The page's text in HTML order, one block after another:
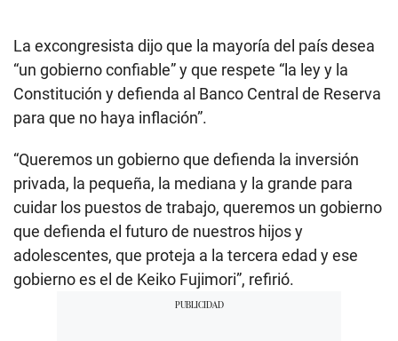
La excongresista dijo que la mayoría del país desea
“un gobierno confiable” y que respete “la ley y la
Constitución y defienda al Banco Central de Reserva
para que no haya inflación”.
“Queremos un gobierno que defienda la inversión
privada, la pequeña, la mediana y la grande para
cuidar los puestos de trabajo, queremos un gobierno
que defienda el futuro de nuestros hijos y
adolescentes, que proteja a la tercera edad y ese
gobierno es el de Keiko Fujimori”, refirió.